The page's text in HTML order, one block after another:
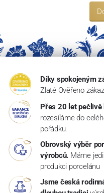
Díky spokojeným
Zlaté Ověřeno
Přes 20 let pečlivě
rozesíláme do
pořádku.
Obrovský výběr
výrobců. Máme
produkci porcelánu
Jsme česká